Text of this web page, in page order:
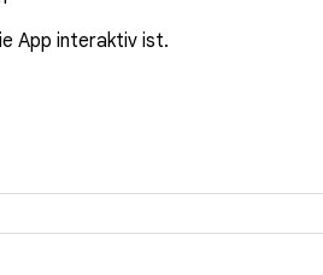
App interaktiv ist.